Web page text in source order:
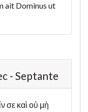
ait Dominus ut
- Septante
σε καὶ οὐ μὴ